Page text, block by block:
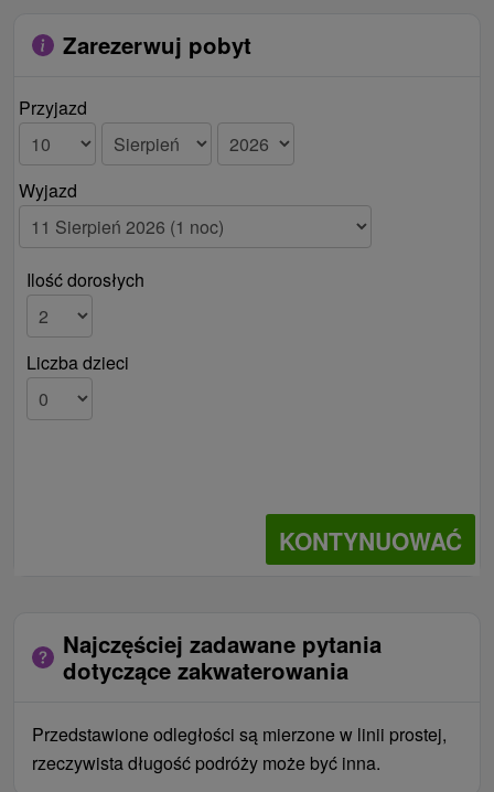
Zarezerwuj pobyt
Przyjazd
Wyjazd
Ilość dorosłych
Liczba dzieci
KONTYNUOWAĆ
Najczęściej zadawane pytania
dotyczące zakwaterowania
Przedstawione odległości są mierzone w linii prostej,
rzeczywista długość podróży może być inna.